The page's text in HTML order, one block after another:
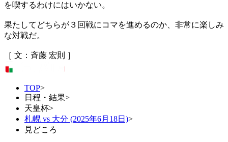
を喫するわけにはいかない。
果たしてどちらが３回戦にコマを進めるのか、非常に楽しみ
な対戦だ。
［ 文：斉藤 宏則 ］
TOP>
日程・結果>
天皇杯>
札幌 vs 大分 (2025年6月18日)>
見どころ